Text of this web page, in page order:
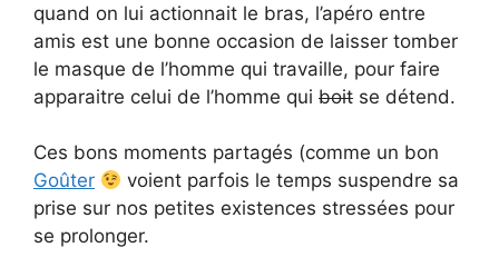
quand on lui actionnait le bras, l’apéro entre
amis est une bonne occasion de laisser tomber
le masque de l’homme qui travaille, pour faire
apparaitre celui de l’homme qui boit se détend.
Ces bons moments partagés (comme un bon
Goûter
voient parfois le temps suspendre sa
prise sur nos petites existences stressées pour
se prolonger.